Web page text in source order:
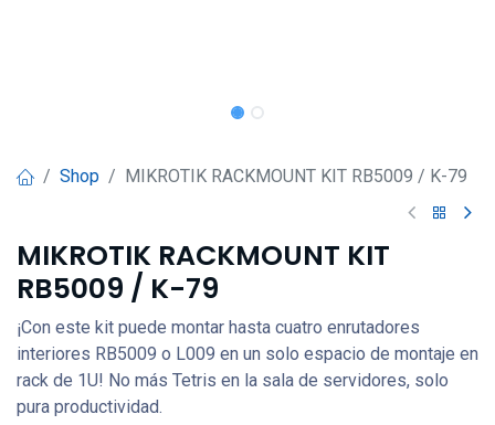
Shop MIKROTIK RACKMOUNT KIT RB5009 / K-79
MIKROTIK RACKMOUNT KIT
RB5009 / K-79
¡Con este kit puede montar hasta cuatro enrutadores
interiores RB5009 o L009 en un solo espacio de montaje en
rack de 1U! No más Tetris en la sala de servidores, solo
pura productividad.